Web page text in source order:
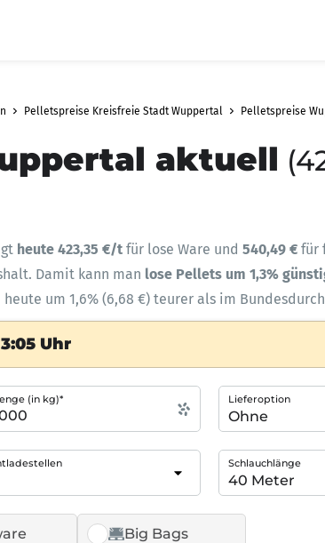
Pelletspreise Kreisfreie Stadt Wuppertal Pelletspreise
aktuell
heute 423,35 €/t für lose Ware und 540,49 € für
Damit kann man lose Pellets um 1,3%
um 1,6% (6,68 €) teurer als im
Uhr
Big Bags
(in kg)* Lieferoption
Schlauchlänge